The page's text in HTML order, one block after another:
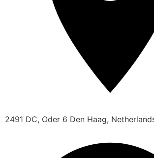
2491 DC, Oder 6 Den Haag,